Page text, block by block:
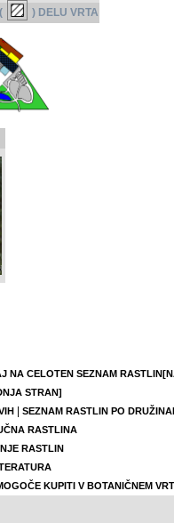
) DELU VRTA
NA CELOTEN SEZNAM RASTLIN
STRAN]
|
SEZNAM RASTLIN PO
RASTLINA
RASTLIN
KUPITI V BOTANIČNEM